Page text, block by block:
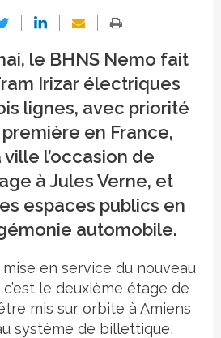
le BHNS Nemo fait
Irizar électriques
lignes, avec priorité
en France,
l’occasion de
à Jules Verne, et
espaces publics en
automobile.
en service du nouveau
le deuxième étage de
mis sur orbite à Amiens
système de billettique,